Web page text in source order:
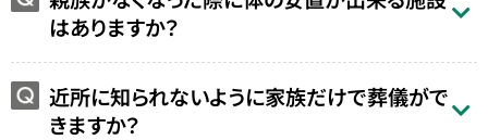
はありますか？
近所に知られないように家族だけで葬儀がで
きますか？